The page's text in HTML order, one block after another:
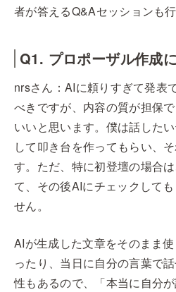
者が答えるQ&Aセッションも行
Q1. プロポーザル作成
nrsさん：AIに頼りすぎて発表
べきですが、内容の質が担保
いいと思います。僕は話した
して叩き台を作ってもらい、
す。ただ、特に初登壇の場合
て、その後AIにチェックして
せん。
AIが生成した文章をそのまま
ったり、当日に自分の言葉で
性もあるので、「本当に自分